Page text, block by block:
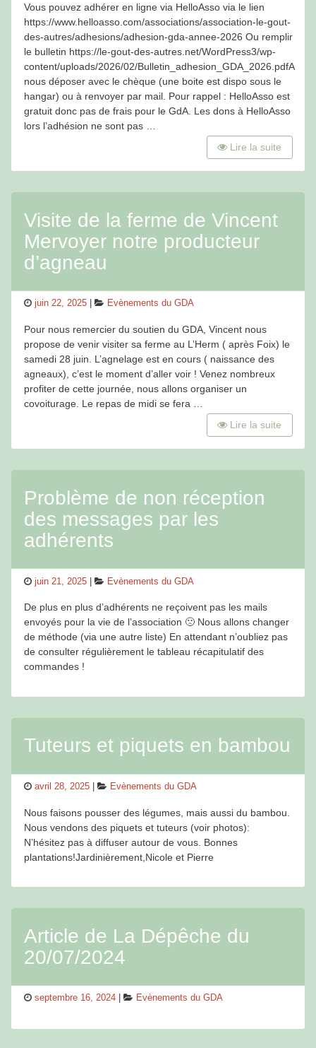
Vous pouvez adhérer en ligne via HelloAsso via le lien
https://www.helloasso.com/associations/association-le-gout-
des-autres/adhesions/adhesion-gda-annee-2026 Ou remplir
le bulletin https://le-gout-des-autres.net/WordPress3/wp-
content/uploads/2026/02/Bulletin_adhesion_GDA_2026.pdfA
nous déposer avec le chèque (une boite est dispo sous le
hangar) ou à renvoyer par mail. Pour rappel : HelloAsso est
gratuit donc pas de frais pour le GdA. Les dons à HelloAsso
lors l’adhésion ne sont pas …
Lire la suite
Visite de la ferme de Vincent
Mervoyer notre producteur
d’agneau
Posted
juin 22, 2025 Categories
Evènements du GDA
Pour nous remercier du soutien du GDA, Vincent nous
propose de venir visiter sa ferme au L’Herm ( après Foix) le
samedi 28 juin. L’agnelage est en cours ( naissance des
agneaux), c’est le moment d’aller voir ! Venez nombreux
profiter de cette journée, nous allons organiser un
covoiturage. Le repas de midi se fera …
Lire la suite
Problème de non réception
des messages par les
adhérents
Posted
juin 21, 2025 Categories
Evènements du GDA
De plus en plus d’adhérents ne reçoivent pas les mails
envoyés pour la vie de l’association 🙁 Nous allons changer
de méthode (via une autre liste) En attendant n’oubliez pas
de consulter régulièrement le tableau récapitulatif des
commandes !
Tuteurs et piquets en bambou
Posted
avril 28, 2025 Categories
Evènements du GDA
Nous faisons pousser des légumes, mais aussi du bambou.
Nous vendons des piquets et tuteurs (voir photos):
N’hésitez pas à diffuser autour de vous. Bonnes
plantations!Jardinièrement,Nicole et Pierre
Article de La Dépêche du
20/07/2024
Posted
septembre 16, 2024 Categories
Evènements du GDA